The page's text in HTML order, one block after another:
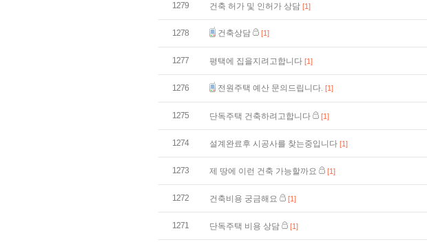
1279 건축 허가 및 인허가 상담 [1]
1278 건축상담 [1]
1277 평택에 집을지려고합니다 [1]
1276 전원주택 예산 문의드립니다. [1]
1275 단독주택 건축하려고합니다 [1]
1274 설계완료후 시공사를 찾는중입니다 [1]
1273 제 땅에 이런 건축 가능할까요 [1]
1272 건축비용 궁금해요 [1]
1271 단독주택 비용 상담 [1]